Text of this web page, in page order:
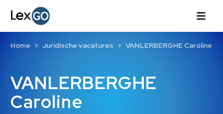
VANLERBERGHE
Caroline
Home Juridische vacatures VANLERBERGHE Caroline